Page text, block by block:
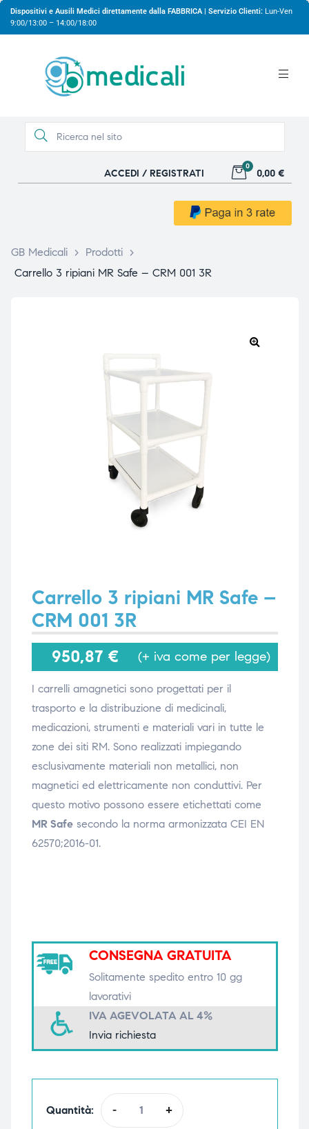
Dispositivi e Ausili Medici direttamente dalla FABBRICA | Servizio Clienti: Lun-Ven
9:00/13:00 – 14:00/18:00
ACCEDI / REGISTRATI
0
0,00 €
GB Medicali > Prodotti
>
Carrello 3 ripiani MR Safe – CRM 001 3R
Carrello 3 ripiani MR Safe –
CRM 001 3R
950,87 € (+ iva come per legge)
I carrelli amagnetici sono progettati per il
trasporto e la distribuzione di medicinali,
medicazioni, strumenti e materiali vari in tutte le
zone dei siti RM. Sono realizzati impiegando
esclusivamente materiali non metallici, non
magnetici ed elettricamente non conduttivi. Per
questo motivo possono essere etichettati come
MR Safesecondo la norma armonizzata CEI EN
62570;2016-01.
CONSEGNA GRATUITA
Solitamente spedito entro 10 gg
lavorativi
IVA AGEVOLATA AL 4%
Invia richiesta
Quantità: - +